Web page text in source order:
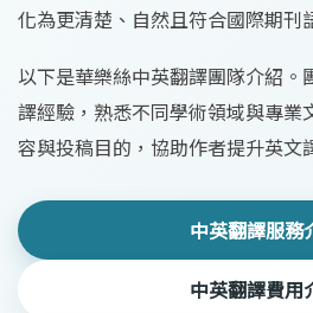
化為更清楚、自然且符合國際期刊
以下是華樂絲中英翻譯團隊介紹。
譯經驗，熟悉不同學術領域與專業
容與投稿目的，協助作者提升英文
中英翻譯服務
中英翻譯費用